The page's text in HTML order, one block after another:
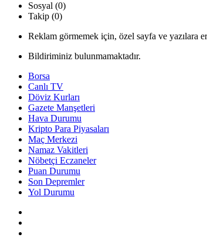
Sosyal (0)
Takip (0)
Reklam görmemek için, özel sayfa ve yazılara
Bildiriminiz bulunmamaktadır.
Borsa
Canlı TV
Döviz Kurları
Gazete Manşetleri
Hava Durumu
Kripto Para Piyasaları
Maç Merkezi
Namaz Vakitleri
Nöbetçi Eczaneler
Puan Durumu
Son Depremler
Yol Durumu